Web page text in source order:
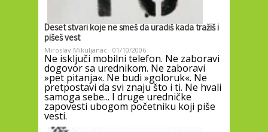
Deset stvari koje ne smeš da uradiš kada tražiš i
pišeš vest
Miroslav Mikuljanac 01/10/2006
Ne isključi mobilni telefon. Ne zaboravi
dogovor sa urednikom. Ne zaboravi
»pet pitanja«. Ne budi »goloruk«. Ne
pretpostavi da svi znaju što i ti. Ne hvali
samoga sebe... I druge uredničke
zapovesti ubogom početniku koji piše
vesti.